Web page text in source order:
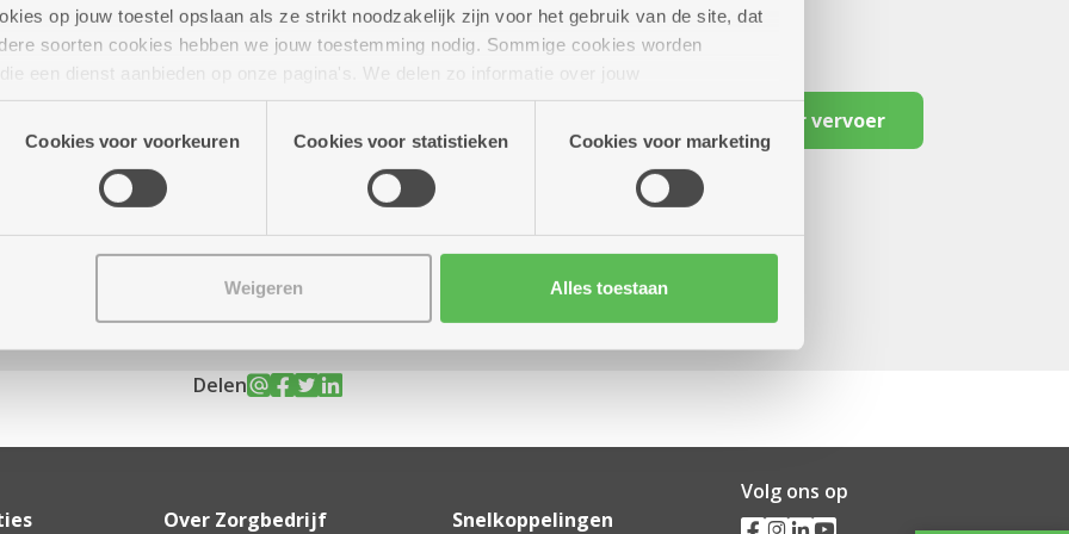
op jouw toestel opslaan als ze strikt noodzakelijk zijn voor het gebruik van de site, dat
soorten cookies hebben we jouw toestemming nodig. Sommige cookies worden
een dienst aanbieden op onze pagina's. We delen zo informatie over jouw
onze site voor social media, advertenties en analyse. Deze partners kunnen deze gegevens
die je aan hen verstrekte.
Cookies voor voorkeuren Cookies voor statistieken Cookies voor marketing
Weigeren Alles toestaan
Reserveer vervoer
Delen
Over Zorgbedrijf
Snelkoppelingen
Volg ons op